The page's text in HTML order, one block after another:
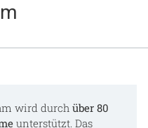
wird durch über 80
unterstützt. Das